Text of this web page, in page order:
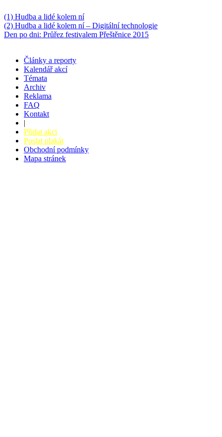
(1) Hudba a lidé kolem ní
(2) Hudba a lidé kolem ní – Digitální technologie
Den po dni: Průřez festivalem Přeštěnice 2015
Články a reporty
Kalendář akcí
Témata
Archiv
Reklama
FAQ
Kontakt
|
Přidat akci
Poslat plakát
Obchodní podmínky
Mapa stránek